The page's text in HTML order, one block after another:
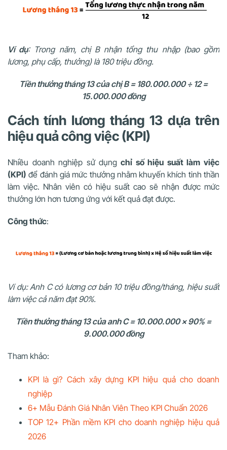
Ví dụ: Trong năm, chị B nhận tổng thu nhập (bao gồm
lương, phụ cấp, thưởng) là 180 triệu đồng.
Tiền thưởng tháng 13 của chị B = 180.000.000 ÷ 12 =
15.000.000 đồng
Cách tính lương tháng 13 dựa trên
hiệu quả công việc (KPI)
Nhiều doanh nghiệp sử dụng chỉ số hiệu suất làm việc
(KPI) để đánh giá mức thưởng nhằm khuyến khích tinh thần
làm việc. Nhân viên có hiệu suất cao sẽ nhận được mức
thưởng lớn hơn tương ứng với kết quả đạt được.
Công thức:
Ví dụ:Anh C có lương cơ bản 10 triệu đồng/tháng, hiệu suất
làm việc cả năm đạt 90%.
Tiền thưởng tháng 13 của anh C = 10.000.000 x 90% =
9.000.000 đồng
Tham khảo:
KPI là gì? Cách xây dựng KPI hiệu quả cho doanh
nghiệp
6+ Mẫu Đánh Giá Nhân Viên Theo KPI Chuẩn 2026
TOP 12+ Phần mềm KPI cho doanh nghiệp hiệu quả
2026